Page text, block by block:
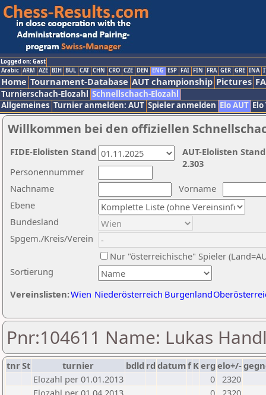
Logged on: Gast
Arabic ARM AZE BIH BUL CAT CHN CRO CZE DEN ENG ESP FAI FIN FRA GER GRE INA
Home Tournament-Database AUT championship Pictures
Turnierschach-Elozahl Schnellschach-Elozahl
Allgemeines Turnier anmelden: AUT Spieler anmelden Elo AUT
Willkommen bei den offiziellen
Nachname
Vorname
Ebene
Sortierung
Personennummer
Bundesland
Spgem./Kreis/Verein
Nur "österreichische" Spieler
Vereinslisten:Wien Niederösterreich Burgenland
AUT-Elolisten
2.303
FIDE-Elolisten Stand
Pnr:104611 Name: Lukas
tnrSt turnier bdld rd datumf Kerg elo+/-
Elozahl per 01.01.2013
0 2320
Elozahl per 01.04.2013
0 2320